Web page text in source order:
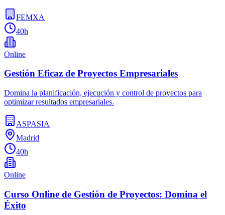
FEMXA
40h
Online
Gestión Eficaz de Proyectos Empresariales
Domina la planificación, ejecución y control de proyectos para
optimizar resultados empresariales.
ASPASIA
Madrid
40h
Online
Curso Online de Gestión de Proyectos: Domina el
Éxito